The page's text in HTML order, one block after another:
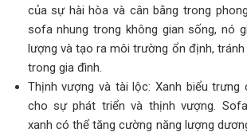
của sự hài hòa và cân bằng trong
sofa nhung trong không gian sống, nó
lượng và tạo ra môi trường ổn định,
trong gia đình.
Thịnh vượng và tài lộc: Xanh biểu trưng
cho sự phát triển và thịnh vượng.
xanh có thể tăng cường năng lượng